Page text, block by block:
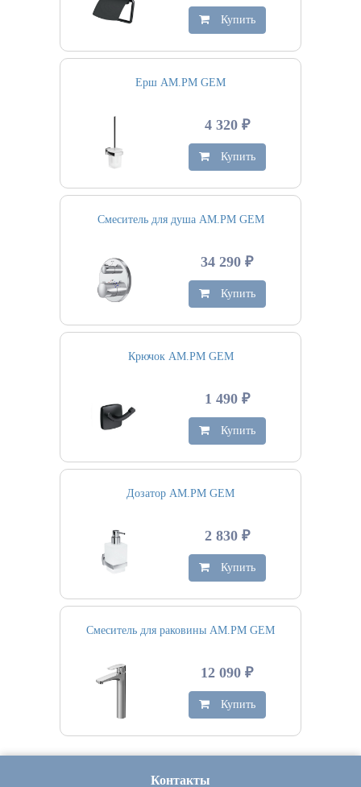
Купить
Ерш AM.PM GEM
4 320 ₽
Купить
Смеситель для душа AM.PM GEM
34 290 ₽
Купить
Крючок AM.PM GEM
1 490 ₽
Купить
Дозатор AM.PM GEM
2 830 ₽
Купить
Смеситель для раковины AM.PM GEM
12 090 ₽
Купить
Контакты